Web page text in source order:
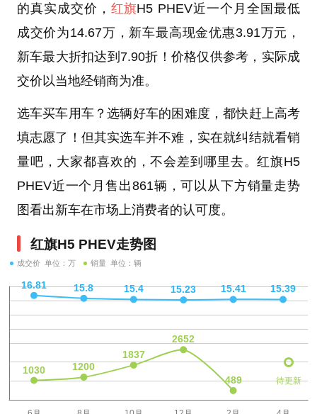
的真实成交价，红旗H5 PHEV近一个月全国最低
成交价为14.67万，新车最高现金优惠3.91万元，
新车最大折扣达到7.90折！价格仅供参考，实际成
交价以当地经销商为准。
选车买车用车？选辆好车的困难度，都快赶上高考
填志愿了！但其实选车并不难，实在就纠结就看销
量吧，大家都喜欢的，不会差到哪里去。红旗H5
PHEV近一个月售出861辆，可以从下方销量走势
图看出新车在市场上消费者的认可度。
红旗H5 PHEV走势图
成交价 单位：万 销量 单位：辆
待更新